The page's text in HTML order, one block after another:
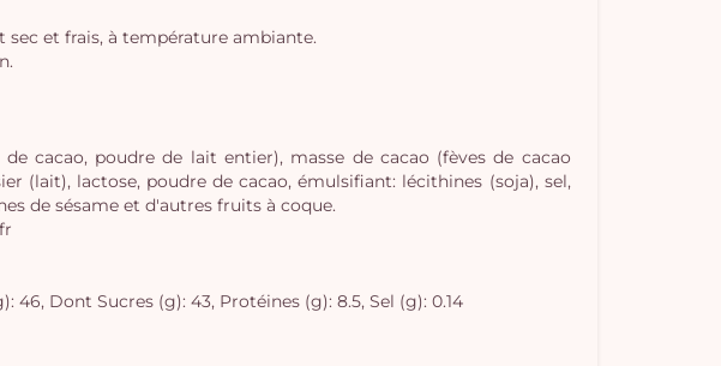
sec et frais, à température ambiante.
cacao, poudre de lait entier), masse de cacao (fèves de cacao
(lait), lactose, poudre de cacao, émulsifiant: lécithines (soja), sel,
de sésame et d'autres fruits à coque.
46, Dont Sucres (g): 43, Protéines (g): 8.5, Sel (g): 0.14